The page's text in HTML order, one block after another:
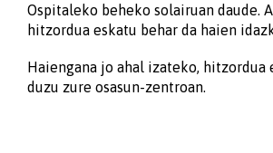
Ospitaleko beheko solairuan daude.
hitzordua eskatu behar da haien
Haiengana jo ahal izateko, hitzordua
duzu zure osasun-zentroan.